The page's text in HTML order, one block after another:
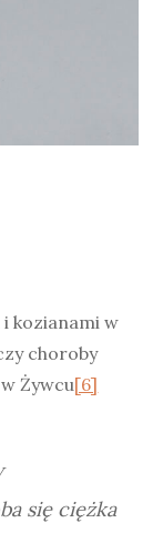
kozianami w
choroby
Żywcu[6]
się ciężka